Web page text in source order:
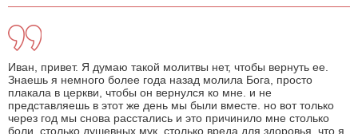
Иван, привет. Я думаю такой молитвы нет, чтобы вернуть ее.
Знаешь я немного более года назад молила Бога, просто
плакала в церкви, чтобы он вернулся ко мне. и не
представляешь в этот же день мы были вместе. но вот только
через год мы снова расстались и это причинило мне столько
боли, столько душевных мук, столько вреда для здоровья, что я